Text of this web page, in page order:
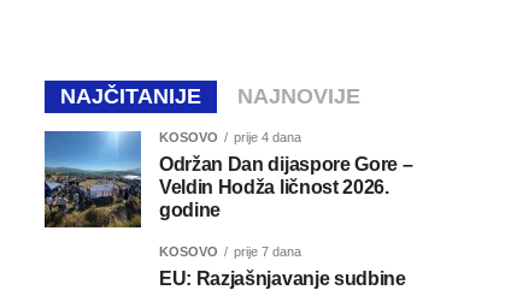
NAJČITANIJE NAJNOVIJE
KOSOVO prije 4 dana
Održan Dan dijaspore Gore –
Veldin Hodža ličnost 2026.
godine
KOSOVO prije 7 dana
EU: Razjašnjavanje sudbine